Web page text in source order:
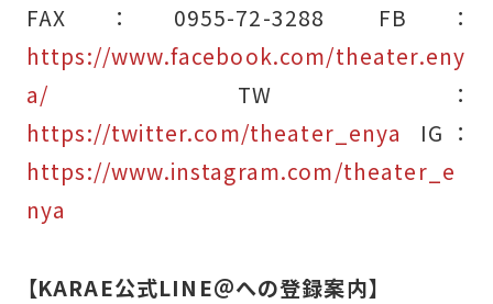
FAX：0955-72-3288 FB：
https://www.facebook.com/theater.eny
a/ TW：
https://twitter.com/theater_enya
IG：
https://www.instagram.com/theater_e
nya
【KARAE公式LINE＠への登録案内】